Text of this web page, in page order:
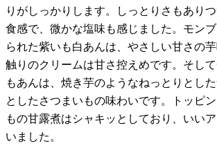
りがしっかりします。しっとりさもあり
食感で、微かな塩味も感じました。モン
られた紫いも白あんは、やさしい甘さの
触りのクリームは甘さ控えめです。そし
もあんは、焼き芋のようなねっとりとし
としたさつまいもの味わいです。トッピ
もの甘露煮はシャキッとしており、いい
いました。